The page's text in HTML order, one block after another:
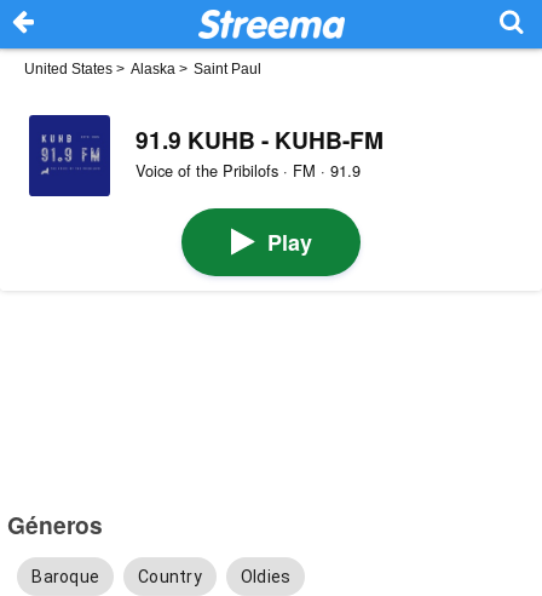
United States > Alaska > Saint Paul
91.9 KUHB - KUHB-FM
Voice of the Pribilofs · FM · 91.9
Play
Géneros
Baroque Country Oldies